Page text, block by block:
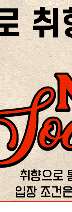
취향으로
입장 조건